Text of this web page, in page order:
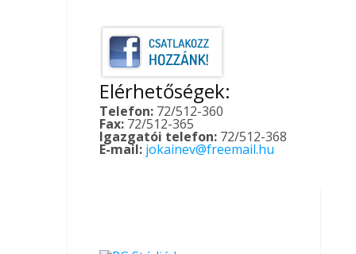
Elérhetőségek:
Telefon: 72/512-360
Fax: 72/512-365
Igazgatói telefon: 72/512-368
E-mail: jokainev@freemail.hu